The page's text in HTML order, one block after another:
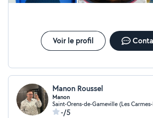
Voir le profil
Manon Roussel
Manon
Saint-Orens-de-Gameville (Les
-/5